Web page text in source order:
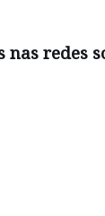
nas redes